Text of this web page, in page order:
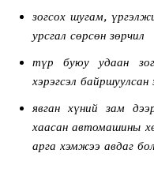
зогсох шугам,
урсгал сөрсөн зөрчил
түр буюу удаан
хэрэгсэл байршуулсан
явган хүний зам
хаасан автомашины
арга хэмжээ авдаг